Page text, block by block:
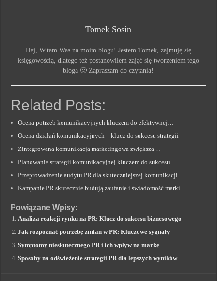
Tomek Sosin
Hej, Witam Was na moim blogu! Jestem Tomek, zajmuję się
księgowością, dlatego też postanowiłem zająć się tworzeniem tego
bloga 🙂 Zapraszam do czytania!
Related Posts:
Ocena potrzeb komunikacyjnych kluczem do efektywnej…
Ocena działań komunikacyjnych – klucz do sukcesu strategii
Zintegrowana komunikacja marketingowa zwiększa…
Planowanie strategii komunikacyjnej kluczem do sukcesu
Przeprowadzenie audytu PR dla skuteczniejszej komunikacji
Kampanie PR skutecznie budują zaufanie i świadomość marki
Powiązane Wpisy:
Analiza reakcji rynku na PR: Klucz do sukcesu biznesowego
Jak rozpoznać potrzebę zmian w PR: Kluczowe sygnały
Symptomy nieskutecznego PR i ich wpływ na markę
Sposoby na odświeżenie strategii PR dla lepszych wyników